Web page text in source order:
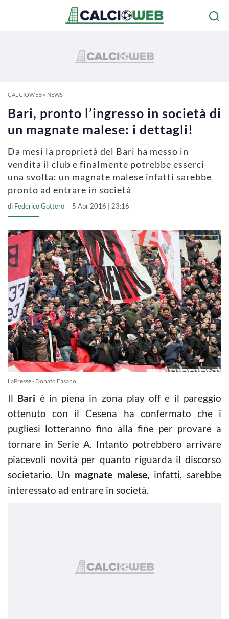
CALCIOWEB» NEWS
Bari, pronto l’ingresso in società di
un magnate malese: i dettagli!
Da mesi la proprietà del Bari ha messo in
vendita il club e finalmente potrebbe esserci
una svolta: un magnate malese infatti sarebbe
pronto ad entrare in società
di Federico Gottero 5 Apr 2016 | 23:16
LaPresse - Donato Fasano
Il Bari è in piena in zona play off e il pareggio
ottenuto con il Cesena ha confermato che i
pugliesi lotteranno fino alla fine per provare a
tornare in Serie A. Intanto potrebbero arrivare
piacevoli novità per quanto riguarda il discorso
societario. Un magnate malese, infatti, sarebbe
interessato ad entrare in società.